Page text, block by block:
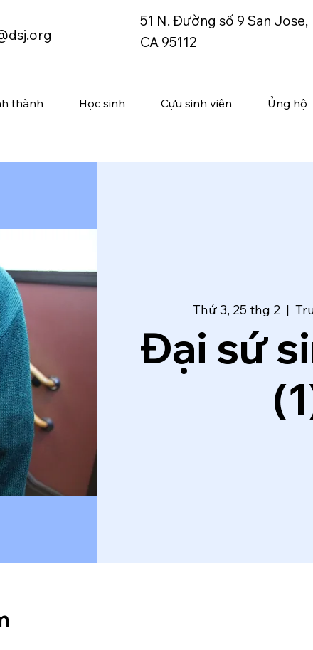
51 N. Đường số 9 San Jose,
CA 95112
thành Học sinh Cựu sinh viên Ủng hộ
Thứ 3, 25 thg 2
  |
Đại sứ